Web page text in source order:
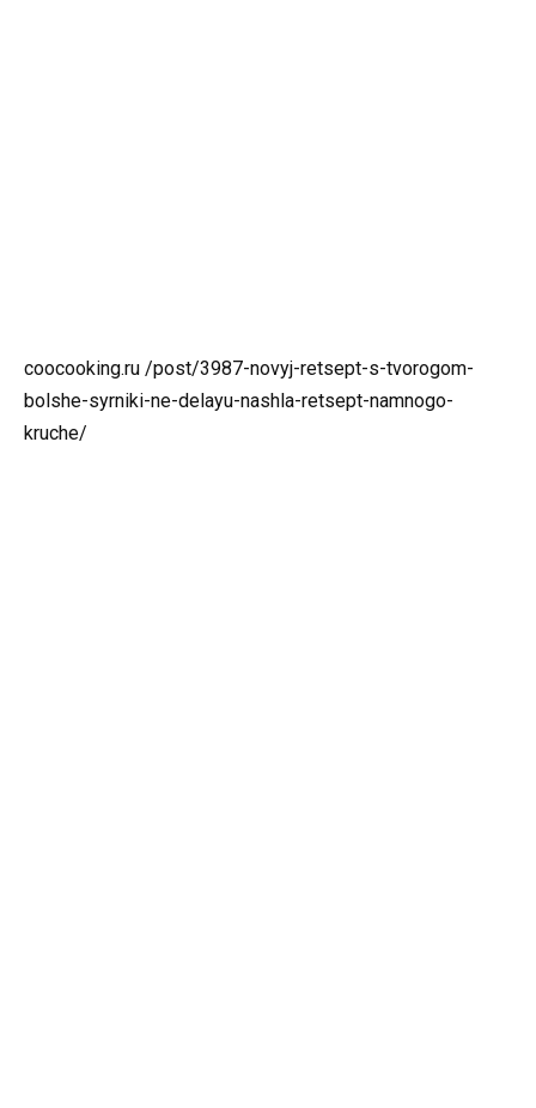
coocooking.ru /post/3987-novyj-retsept-s-tvorogom-
bolshe-syrniki-ne-delayu-nashla-retsept-namnogo-
kruche/